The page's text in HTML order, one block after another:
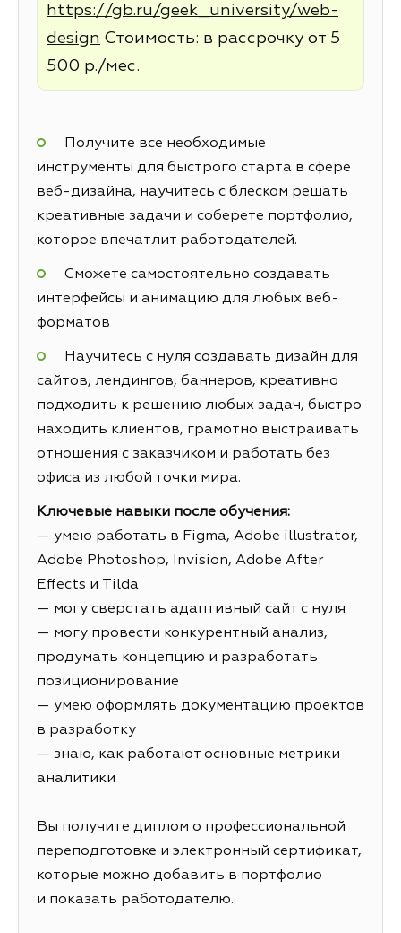
https://gb.ru/geek_university/web-
design Стоимость: в рассрочку от 5
500 р./мес.
Получите все необходимые
инструменты для быстрого старта в сфере
веб-дизайна, научитесь с блеском решать
креативные задачи и соберете портфолио,
которое впечатлит работодателей.
Сможете самостоятельно создавать
интерфейсы и анимацию для любых веб-
форматов
Научитесь с нуля создавать дизайн для
сайтов, лендингов, баннеров, креативно
подходить к решению любых задач, быстро
находить клиентов, грамотно выстраивать
отношения с заказчиком и работать без
офиса из любой точки мира.
Ключевые навыки после обучения:
— умею работать в Figma, Adobe illustrator,
Adobe Photoshop, Invision, Adobe After
Effects и Tilda
— могу сверстать адаптивный сайт с нуля
— могу провести конкурентный анализ,
продумать концепцию и разработать
позиционирование
— умею оформлять документацию проектов
в разработку
— знаю, как работают основные метрики
аналитики
Вы получите диплом о профессиональной
переподготовке и электронный сертификат,
которые можно добавить в портфолио
и показать работодателю.